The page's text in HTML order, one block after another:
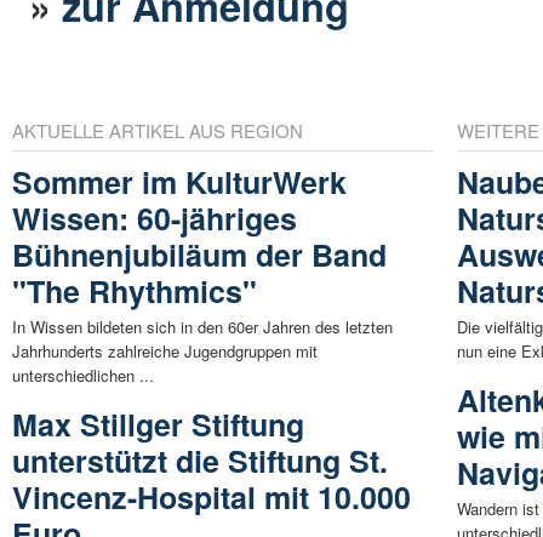
AKTUELLE ARTIKEL AUS REGION
Sommer im KulturWerk
Wissen: 60-jähriges
Bühnenjubiläum der Band
"The Rhythmics"
In Wissen bildeten sich in den 60er Jahren des letzten
Jahrhunderts zahlreiche Jugendgruppen mit
unterschiedlichen ...
Max Stillger Stiftung
unterstützt die Stiftung St.
Vincenz-Hospital mit 10.000
Die
nun eine
wie
Wandern